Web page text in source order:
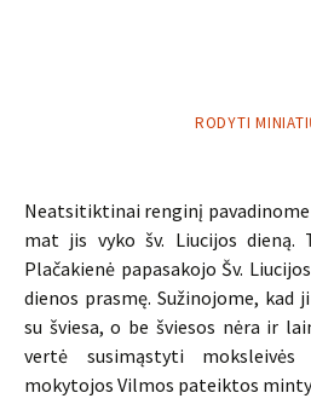
RODYTI
Neatsitiktinai renginį pavadinome
mat jis vyko šv. Liucijos dieną.
Plačakienė papasakojo Šv.
dienos prasmę. Sužinojome, kad
su šviesa, o be šviesos nėra ir
vertė susimąstyti
mokytojos Vilmos pateiktos